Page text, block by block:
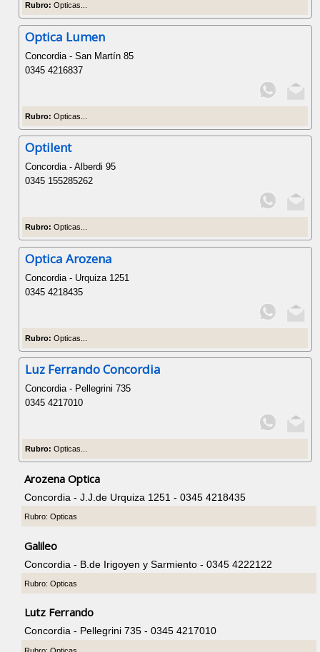
Rubro: Opticas...
Optica Lumen
Concordia - San Martín 85
0345 4216837
Rubro: Opticas...
Optilent
Concordia - Alberdi 95
0345 155285262
Rubro: Opticas...
Optica Arozena
Concordia - Urquiza 1251
0345 4218435
Rubro: Opticas...
Luz Ferrando Concordia
Concordia - Pellegrini 735
0345 4217010
Rubro: Opticas...
Arozena Optica
Concordia - J.J.de Urquiza 1251 - 0345 4218435
Rubro: Opticas
Galileo
Concordia - B.de Irigoyen y Sarmiento - 0345 4222122
Rubro: Opticas
Lutz Ferrando
Concordia - Pellegrini 735 - 0345 4217010